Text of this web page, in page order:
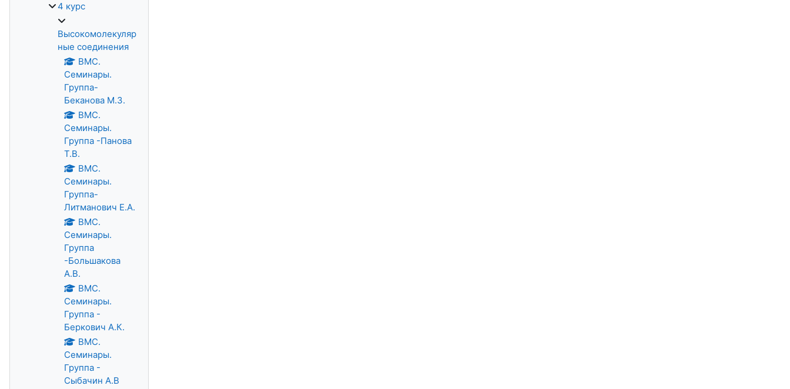
4 курс
Высокомолекуляр
ные соединения
ВМС.
Семинары.
Группа-
Беканова М.З.
ВМС.
Семинары.
Группа -Панова
Т.В.
ВМС.
Семинары.
Группа-
Литманович Е.А.
ВМС.
Семинары.
Группа
-Большакова
А.В.
ВМС.
Семинары.
Группа -
Беркович А.К.
ВМС.
Семинары.
Группа -
Сыбачин А.В